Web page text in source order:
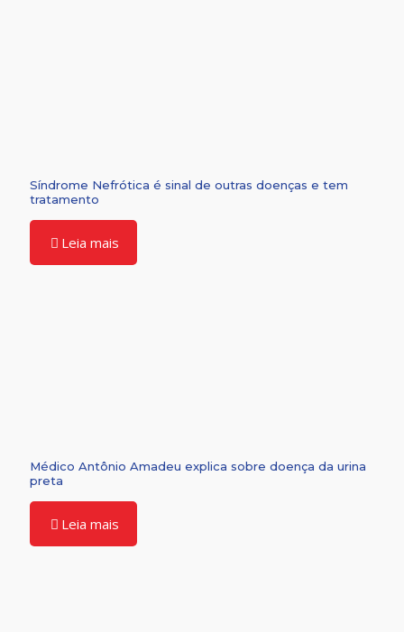
Síndrome Nefrótica é sinal de outras doenças e tem
tratamento
Leia mais
Médico Antônio Amadeu explica sobre doença da urina
preta
Leia mais